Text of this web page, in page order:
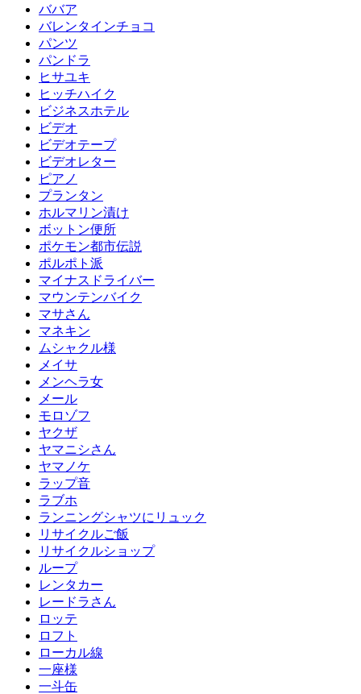
ババア
バレンタインチョコ
パンツ
パンドラ
ヒサユキ
ヒッチハイク
ビジネスホテル
ビデオ
ビデオテープ
ビデオレター
ピアノ
プランタン
ホルマリン漬け
ボットン便所
ポケモン都市伝説
ポルポト派
マイナスドライバー
マウンテンバイク
マサさん
マネキン
ムシャクル様
メイサ
メンヘラ女
メール
モロゾフ
ヤクザ
ヤマニシさん
ヤマノケ
ラップ音
ラブホ
ランニングシャツにリュック
リサイクルご飯
リサイクルショップ
ループ
レンタカー
レードラさん
ロッテ
ロフト
ローカル線
一座様
一斗缶